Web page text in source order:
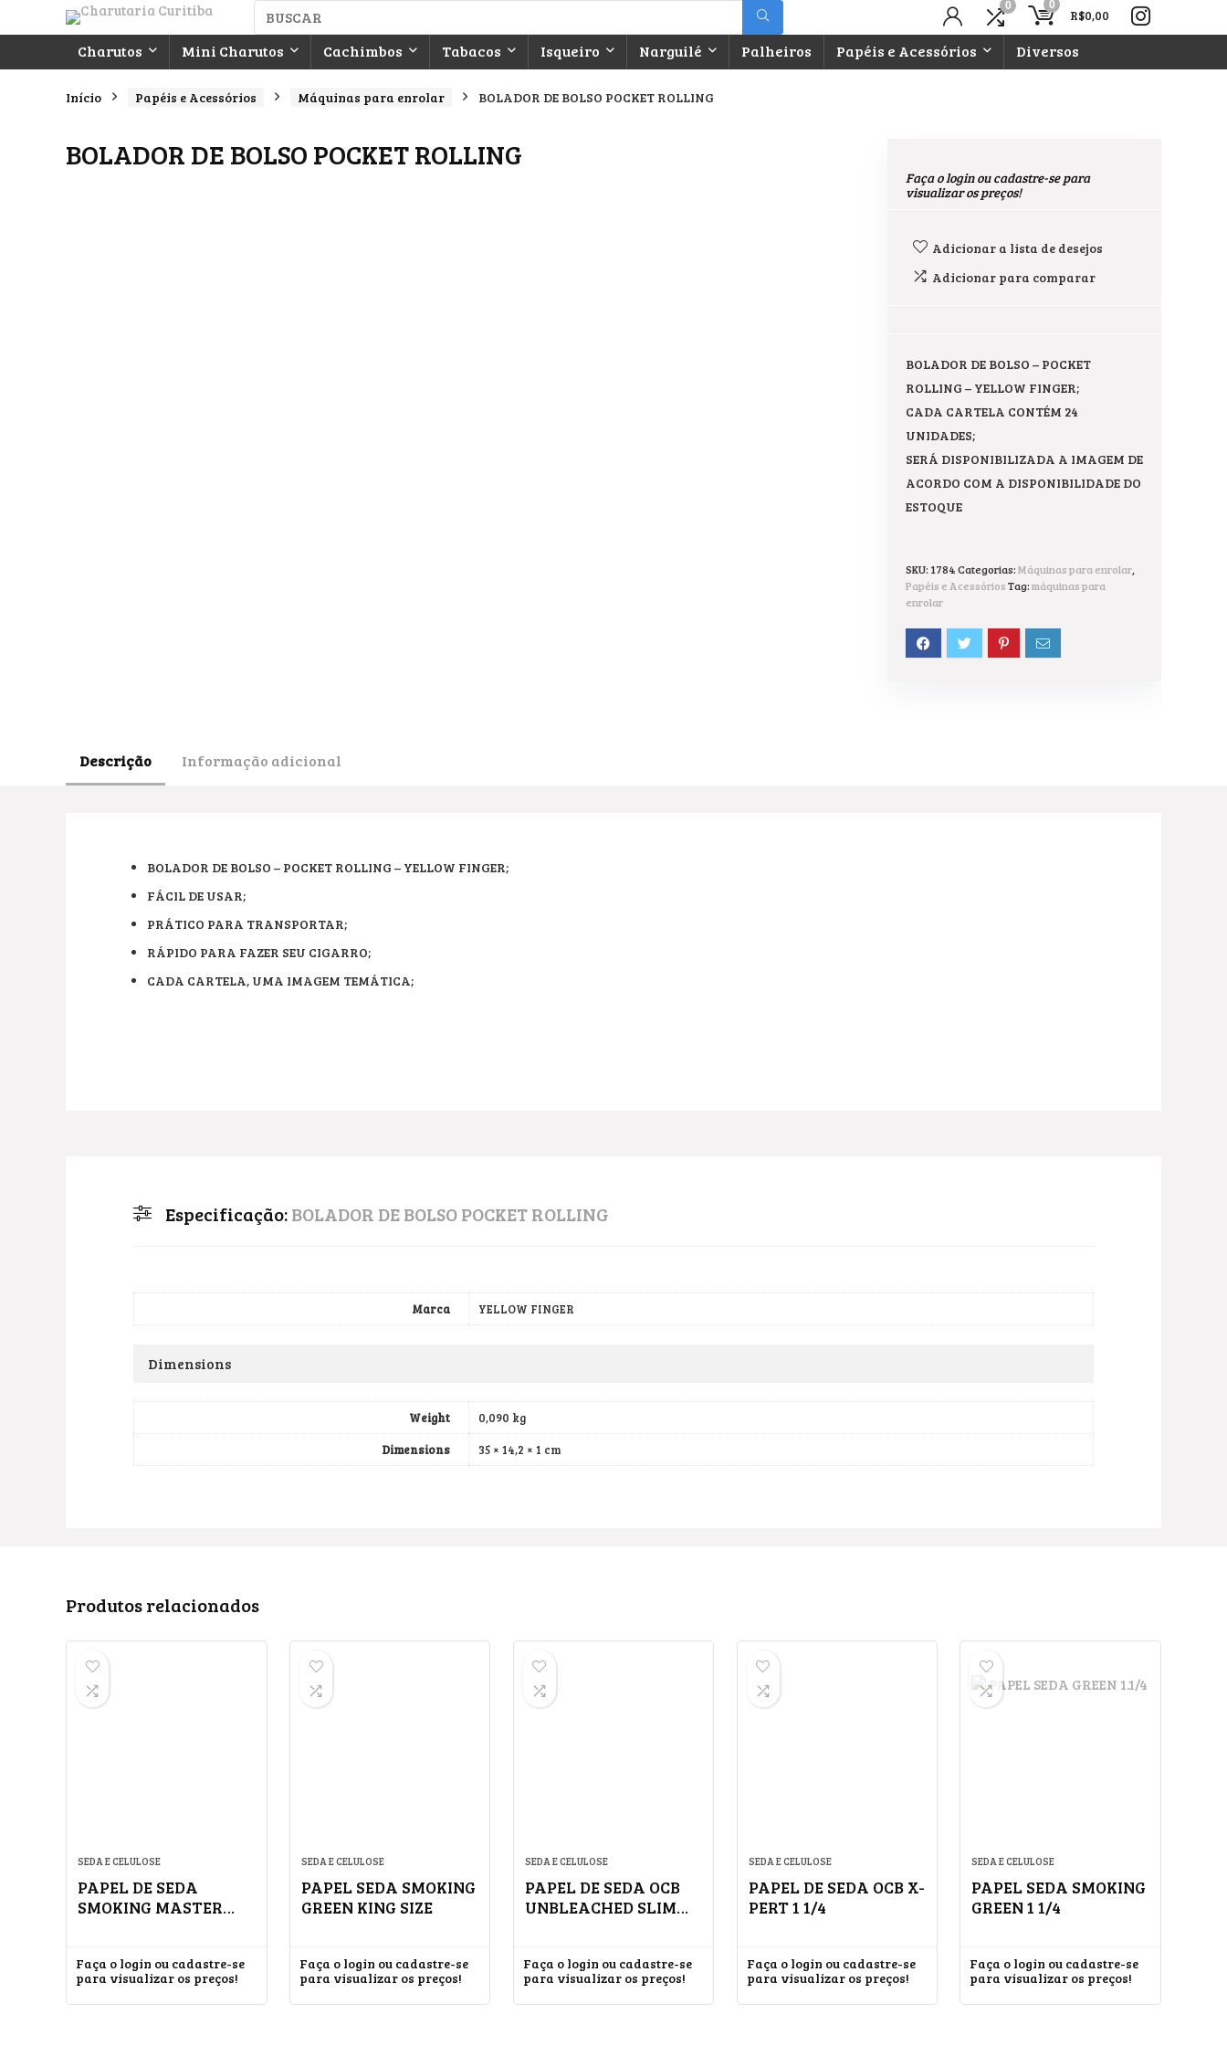
0 0
R$0,00
Charutos Mini Charutos Cachimbos Tabacos Isqueiro Narguilé Palheiros Papéis e Acessórios Diversos
Início Papéis e Acessórios Máquinas para enrolar BOLADOR DE BOLSO POCKET ROLLING
BOLADOR DE BOLSO POCKET ROLLING
Faça o login ou cadastre-se para
visualizar os preços!
Adicionar a lista de desejos
Adicionar para comparar
BOLADOR DE BOLSO – POCKET
ROLLING – YELLOW FINGER;
CADA CARTELA CONTÉM 24
UNIDADES;
SERÁ DISPONIBILIZADA A IMAGEM DE
ACORDO COM A DISPONIBILIDADE DO
ESTOQUE
SKU: 1784Categorias:Máquinas para enrolar
Papéis e AcessóriosTag:máquinas para
enrolar
Descrição Informação adicional
BOLADOR DE BOLSO – POCKET ROLLING – YELLOW FINGER;
FÁCIL DE USAR;
PRÁTICO PARA TRANSPORTAR;
RÁPIDO PARA FAZER SEU CIGARRO;
CADA CARTELA, UMA IMAGEM TEMÁTICA;
Especificação:BOLADOR DE BOLSO POCKET ROLLING
Marca YELLOW FINGER
Dimensions
Weight
0,090 kg
Dimensions
35 × 14,2 × 1 cm
Produtos relacionados
SEDA E CELULOSE
PAPEL DE SEDA
SMOKING MASTER
Faça o login ou cadastre-se
para visualizar os preços!
SEDA E CELULOSE
PAPEL SEDA SMOKING
GREEN KING SIZE
Faça o login ou cadastre-se
para visualizar os preços!
SEDA E CELULOSE
PAPEL DE SEDA OCB
UNBLEACHED SLIM
Faça o login ou cadastre-se
para visualizar os preços!
SEDA E CELULOSE
PAPEL DE SEDA OCB X-
PERT 1 1/4
Faça o login ou cadastre-se
para visualizar os preços!
SEDA E CELULOSE
PAPEL SEDA SMOKING
GREEN 1 1/4
Faça o login ou cadastre-se
para visualizar os preços!